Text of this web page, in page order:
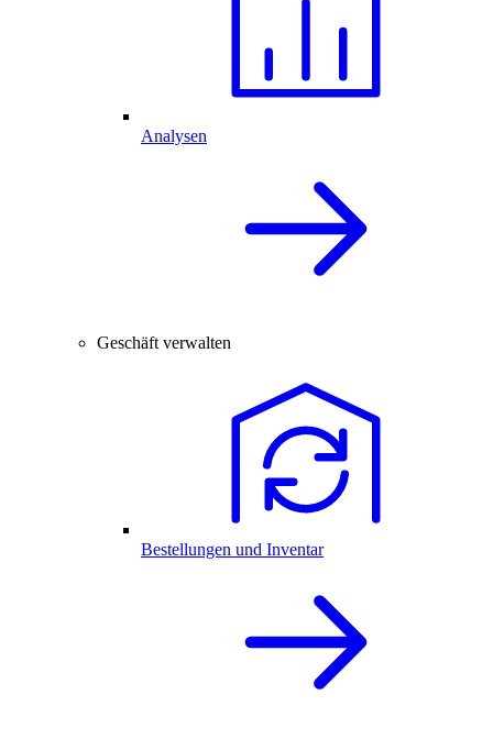
Analysen
Geschäft verwalten
Bestellungen und Inventar